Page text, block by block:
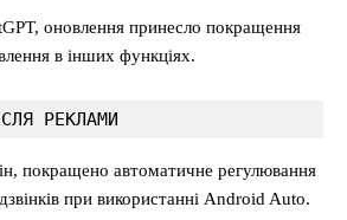
оновлення принесло покращення
в інших функціях.
РЕКЛАМИ
покращено автоматичне регулювання
при використанні Android Auto.